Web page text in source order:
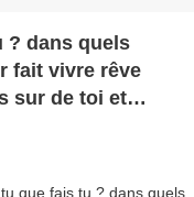
? dans quels
vivre rêve
sur de toi et
étranger !